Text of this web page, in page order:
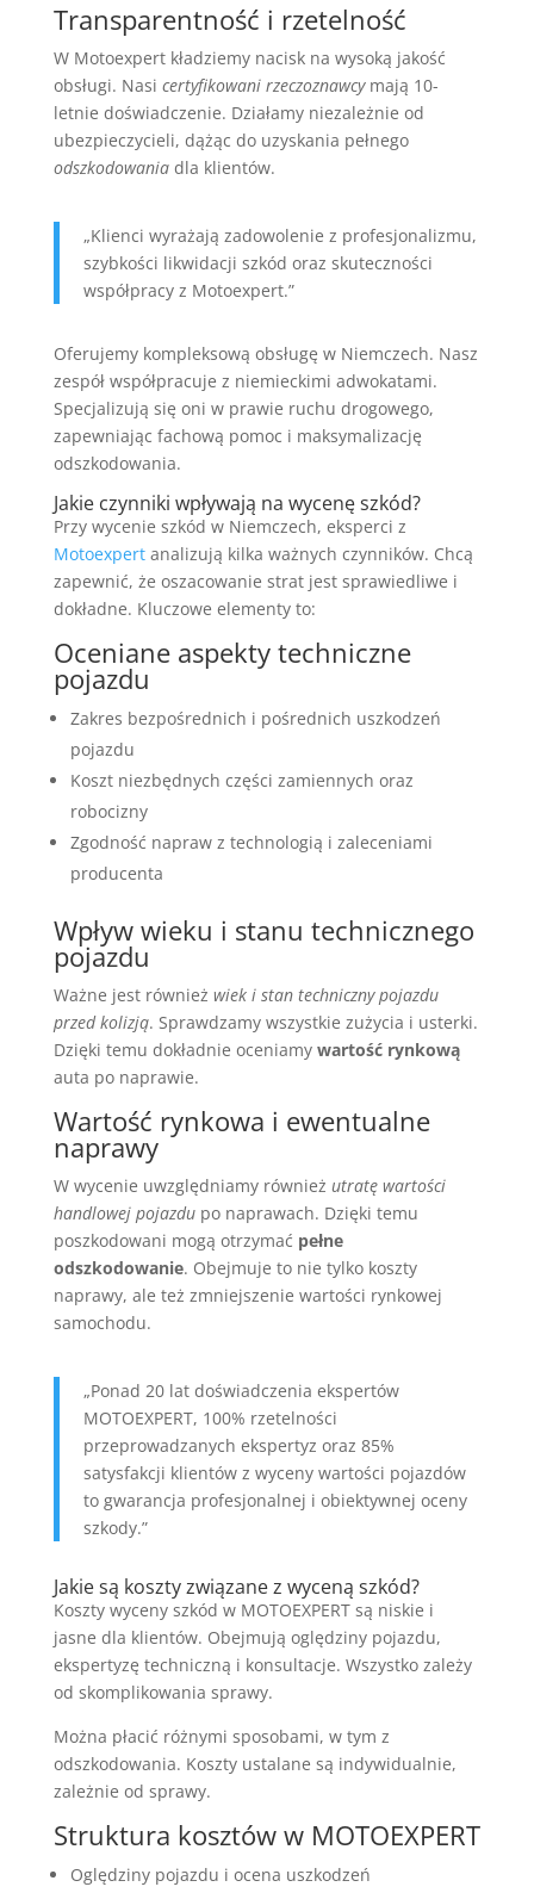
Transparentność i rzetelność
W Motoexpert kładziemy nacisk na wysoką jakość
obsługi. Nasi certyfikowani rzeczoznawcymają 10-
letnie doświadczenie. Działamy niezależnie od
ubezpieczycieli, dążąc do uzyskania pełnego
odszkodowaniadla klientów.
„Klienci wyrażają zadowolenie z profesjonalizmu,
szybkości likwidacji szkód oraz skuteczności
współpracy z Motoexpert.”
Oferujemy kompleksową obsługę w Niemczech. Nasz
zespół współpracuje z niemieckimi adwokatami.
Specjalizują się oni w prawie ruchu drogowego,
zapewniając fachową pomoc i maksymalizację
odszkodowania.
Jakie czynniki wpływają na wycenę szkód?
Przy wycenie szkód w Niemczech, eksperci z
Motoexpertanalizują kilka ważnych czynników. Chcą
zapewnić, że oszacowanie strat jest sprawiedliwe i
dokładne. Kluczowe elementy to:
Oceniane aspekty techniczne
pojazdu
Zakres bezpośrednich i pośrednich uszkodzeń
pojazdu
Koszt niezbędnych części zamiennych oraz
robocizny
Zgodność napraw z technologią i zaleceniami
producenta
Wpływ wieku i stanu technicznego
pojazdu
Ważne jest również wiek i stan techniczny pojazdu
przed kolizją. Sprawdzamy wszystkie zużycia i usterki.
Dzięki temu dokładnie oceniamy wartość rynkową
auta po naprawie.
Wartość rynkowa i ewentualne
naprawy
W wycenie uwzględniamy również utratę wartości
handlowej pojazdupo naprawach. Dzięki temu
poszkodowani mogą otrzymać pełne
odszkodowanie. Obejmuje to nie tylko koszty
naprawy, ale też zmniejszenie wartości rynkowej
samochodu.
„Ponad 20 lat doświadczenia ekspertów
MOTOEXPERT, 100% rzetelności
przeprowadzanych ekspertyz oraz 85%
satysfakcji klientów z wyceny wartości pojazdów
to gwarancja profesjonalnej i obiektywnej oceny
szkody.”
Jakie są koszty związane z wyceną szkód?
Koszty wyceny szkód w MOTOEXPERT są niskie i
jasne dla klientów. Obejmują oględziny pojazdu,
ekspertyzę techniczną i konsultacje. Wszystko zależy
od skomplikowania sprawy.
Można płacić różnymi sposobami, w tym z
odszkodowania. Koszty ustalane są indywidualnie,
zależnie od sprawy.
Struktura kosztów w MOTOEXPERT
Oględziny pojazdu i ocena uszkodzeń